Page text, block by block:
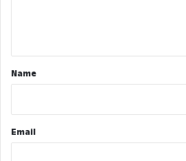
*Name
Email